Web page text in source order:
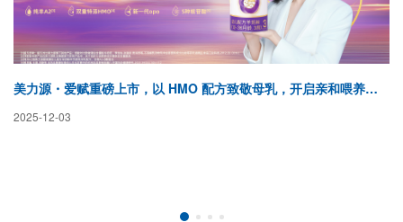
美力源・爱赋重磅上市，以 HMO 配方致敬母乳，开启亲和喂养新纪元
2025-12-03